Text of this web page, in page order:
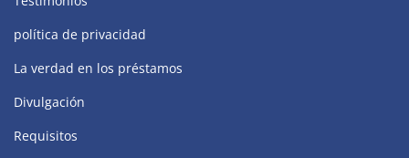
política de privacidad
La verdad en los préstamos
Divulgación
Requisitos